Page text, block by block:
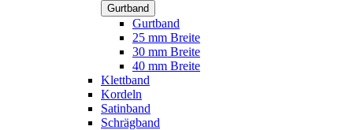
Gurtband
Gurtband
25 mm Breite
30 mm Breite
40 mm Breite
Klettband
Kordeln
Satinband
Schrägband